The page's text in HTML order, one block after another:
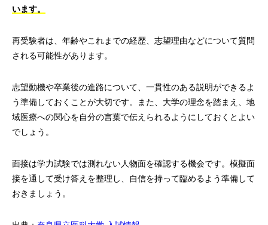
います。
再受験者は、年齢やこれまでの経歴、志望理由などについて質問
される可能性があります。
志望動機や卒業後の進路について、一貫性のある説明ができるよ
う準備しておくことが大切です。また、大学の理念を踏まえ、地
域医療への関心を自分の言葉で伝えられるようにしておくとよい
でしょう。
面接は学力試験では測れない人物面を確認する機会です。模擬面
接を通して受け答えを整理し、自信を持って臨めるよう準備して
おきましょう。